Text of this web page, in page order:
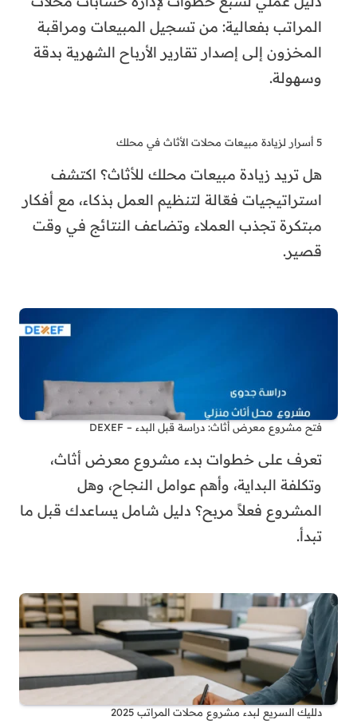
المراتب بفعالية: من تسجيل المبيعات ومراقبة
المخزون إلى إصدار تقارير الأرباح الشهرية بدقة
وسهولة.
5 أسرار لزيادة مبيعات محلات الأثاث في محلك
هل تريد زيادة مبيعات محلك للأثاث؟ اكتشف
استراتيجيات فعّالة لتنظيم العمل بذكاء، مع أفكار
مبتكرة تجذب العملاء وتضاعف النتائج في وقت
قصير.
فتح مشروع معرض أثاث: دراسة قبل البدء – DEXEF
تعرف على خطوات بدء مشروع معرض أثاث،
وتكلفة البداية، وأهم عوامل النجاح، وهل
المشروع فعلاً مربح؟ دليل شامل يساعدك قبل ما
تبدأ.
دلليك السريع لبدء مشروع محلات المراتب 2025